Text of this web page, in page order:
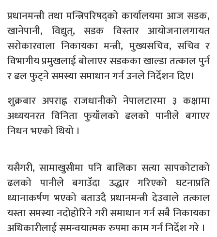
प्रधानमन्त्री तथा मन्त्रिपरिषद्को कार्यालयमा आज सडक,
खानेपानी, विद्युत्, सडक विस्तार आयोजनालगायत
सरोकारवाला निकायका मन्त्री, मुख्यसचिव, सचिव र
विभागीय प्रमुखलाई बोलाएर सडकका खाल्डा तत्काल पुर्न
र ढल फुट्ने समस्या समाधान गर्न उनले निर्देशन दिए।
शुक्रबार अपराह्न राजधानीको नेपालटारमा ३ कक्षामा
अध्ययनरत विनिता फुयाँलको ढलको पानीले बगाएर
निधन भएको थियो ।
यसैगरी, सामाखुसीमा पनि बालिका सत्या सापकोटाको
ढलको पानीले बगाउँदा उद्धार गरिएको घटनाप्रति
ध्यानाकर्षण भएको बताउदै प्रधानमन्त्री देउवाले तत्काल
यस्ता समस्या नदोहोरिने गरी समाधान गर्न सबै निकायका
अधिकारीलाई समन्वयात्मक रुपमा काम गर्न निर्देश गरे ।